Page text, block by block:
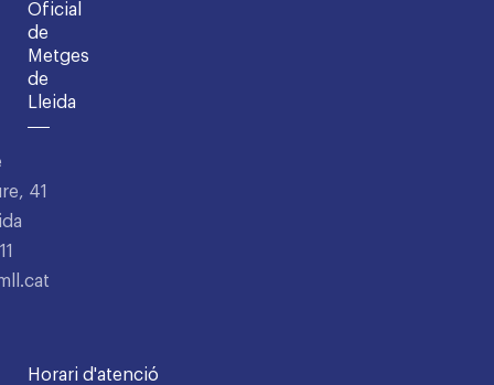
Oficial
de
Metges
de
Lleida
41
Horari d'atenció